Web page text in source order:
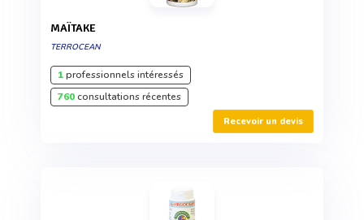
MAÏTAKE
TERROCEAN
1professionnels intéressés
760consultations récentes
Recevoir un devis